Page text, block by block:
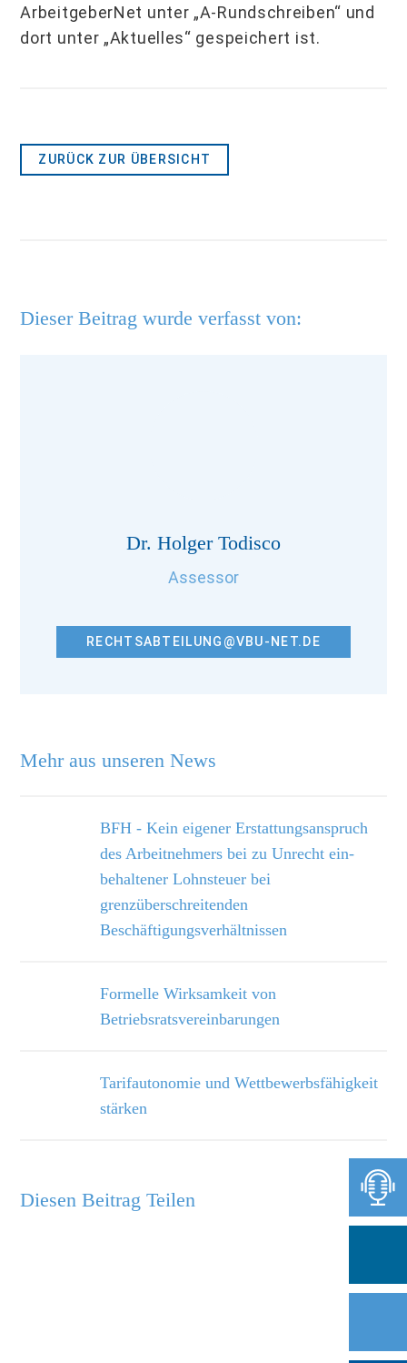
ArbeitgeberNet unter „A-Rundschreiben“ und
dort un­ter „Aktuelles“ gespeichert ist.
ZURÜCK ZUR ÜBERSICHT
Mehr aus unseren News
BFH - Kein eigener Erstattungsanspruch
des Arbeitnehmers bei zu Unrecht ein­
behaltener Lohnsteuer bei
grenzüberschreitenden
Beschäftigungsverhältnissen
Formelle Wirksamkeit von
Betriebsratsvereinbarungen
Tarifautonomie und Wettbewerbsfähigkeit
stärken
Dieser Beitrag wurde verfasst von:
Dr. Holger Todisco
Assessor
RECHTSABTEILUNG@VBU-NET.DE
Diesen Beitrag Teilen